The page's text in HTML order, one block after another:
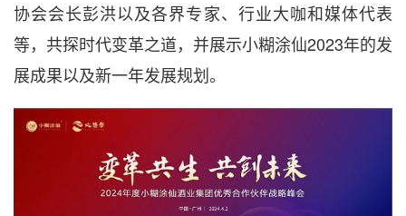
协会会长彭洪以及各界专家、行业大咖和媒体代表
等，共探时代变革之道，并展示小糊涂仙2023年的发
展成果以及新一年发展规划。